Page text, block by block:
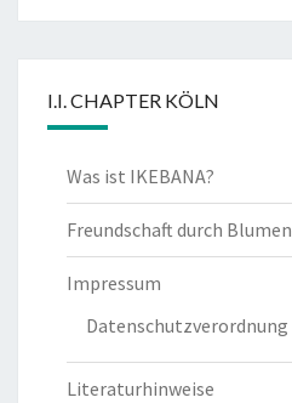
I.I. CHAPTER KÖLN
Was ist IKEBANA?
Freundschaft durch Blumen
Impressum
Datenschutzverordnung
Literaturhinweise